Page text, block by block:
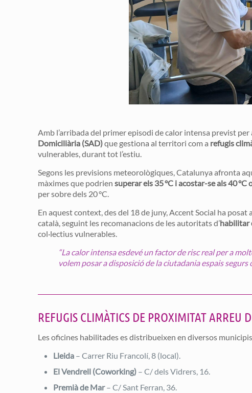
Amb l’arribada del primer episodi de calor intensa previst
Domiciliària (SAD)que gestiona al territori com a refugis
vulnerables, durant tot l’estiu.
Segons les previsions meteorològiques, Catalunya afronta
màximes que podriensuperar els 35 °C i acostar-se als 40
per sobre dels 20 °C.
En aquest context, des del 18 de juny, Accent Social ha
català, seguint les recomanacions de les autoritats d’habilitar
col·lectius vulnerables.
“La calor intensa esdevé un factor de risc real per a
volem posar a disposició de la ciutadania espais
REFUGIS CLIMÀTICS DE PROXIMITAT ARREU
Les oficines habilitades es distribueixen en diversos
Lleida – Carrer Riu Francolí, 8 (local).
El Vendrell (Coworking) – C/ dels Vidrers, 16.
Premià de Mar– C/ Sant Ferran, 36.